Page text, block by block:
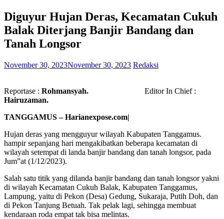
Diguyur Hujan Deras, Kecamatan Cukuh
Balak Diterjang Banjir Bandang dan
Tanah Longsor
November 30, 2023November 30, 2023 Redaksi
Reportase : Rohmansyah. Editor In Chief :
Hairuzaman.
TANGGAMUS – Harianexpose.com|
Hujan deras yang mengguyur wilayah Kabupaten Tanggamus.
hampir sepanjang hari mengakibatkan beberapa kecamatan di
wilayah setempat di landa banjir bandang dan tanah longsor, pada
Jum”at (1/12/2023).
Salah satu titik yang dilanda banjir bandang dan tanah longsor yakni
di wilayah Kecamatan Cukuh Balak, Kabupaten Tanggamus,
Lampung, yaitu di Pekon (Desa) Gedung, Sukaraja, Putih Doh, dan
di Pekon Tanjung Betuah. Tak pelak lagi, sehingga membuat
kendaraan roda empat tak bisa melintas.